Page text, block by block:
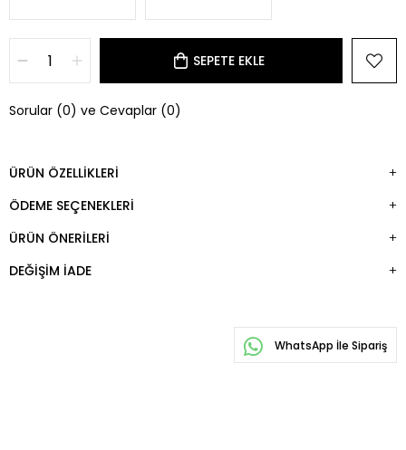
Sorular (0) ve Cevaplar (0)
ÜRÜN ÖZELLIKLERI
ÖDEME SEÇENEKLERI
ÜRÜN ÖNERILERI
DEĞIŞIM İADE
WhatsApp İle Sipariş